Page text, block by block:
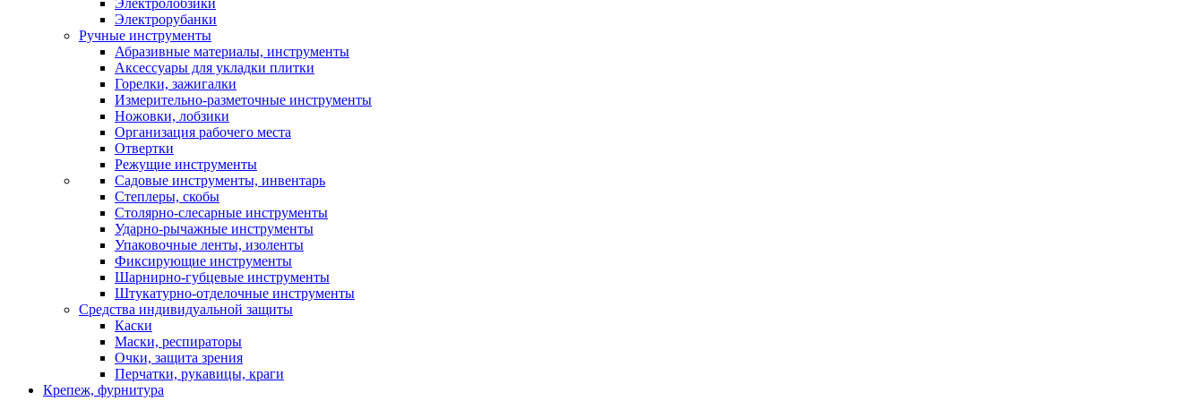
Электрорубанки
Ручные инструменты
Абразивные материалы, инструменты
Аксессуары для укладки плитки
Горелки, зажигалки
Измерительно-разметочные инструменты
Ножовки, лобзики
Организация рабочего места
Отвертки
Режущие инструменты
Садовые инструменты, инвентарь
Степлеры, скобы
Столярно-слесарные инструменты
Ударно-рычажные инструменты
Упаковочные ленты, изоленты
Фиксирующие инструменты
Шарнирно-губцевые инструменты
Штукатурно-отделочные инструменты
Средства индивидуальной защиты
Каски
Маски, респираторы
Очки, защита зрения
Перчатки, рукавицы, краги
Крепеж, фурнитура